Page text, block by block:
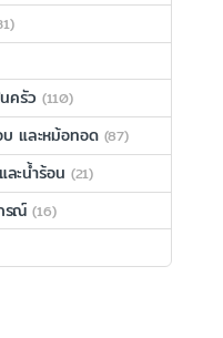
ครัว (110)
บ และหม้อทอด (87)
ละน้ำร้อน (21)
รณ์ (16)